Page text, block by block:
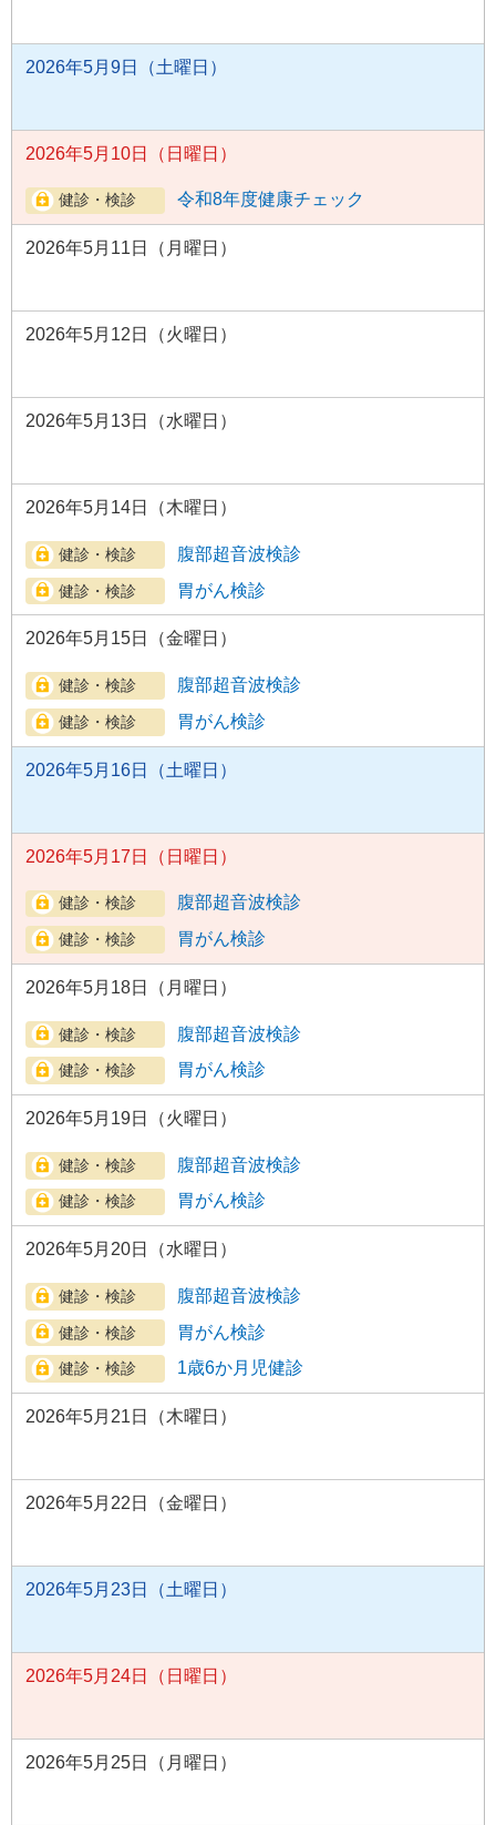
2026年5月9日（土曜日）
2026年5月10日（日曜日）
令和8年度健康チェック
2026年5月11日（月曜日）
2026年5月12日（火曜日）
2026年5月13日（水曜日）
2026年5月14日（木曜日）
腹部超音波検診
胃がん検診
2026年5月15日（金曜日）
腹部超音波検診
胃がん検診
2026年5月16日（土曜日）
2026年5月17日（日曜日）
腹部超音波検診
胃がん検診
2026年5月18日（月曜日）
腹部超音波検診
胃がん検診
2026年5月19日（火曜日）
腹部超音波検診
胃がん検診
2026年5月20日（水曜日）
腹部超音波検診
胃がん検診
1歳6か月児健診
2026年5月21日（木曜日）
2026年5月22日（金曜日）
2026年5月23日（土曜日）
2026年5月24日（日曜日）
2026年5月25日（月曜日）